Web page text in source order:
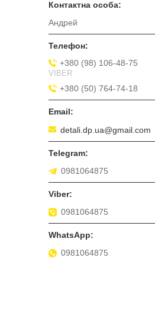
Андрей
+380 (98) 106-48-75
VIBER
+380 (50) 764-74-18
detali.dp.ua@gmail.com
0981064875
0981064875
0981064875